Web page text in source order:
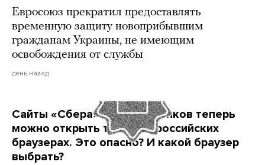
Евросоюз прекратил предоставлять
временную защиту новоприбывшим
гражданам Украины, не имеющим
освобождения от службы
день назад
Сайты «Сбера» и других банков теперь
можно открыть только в российских
браузерах. Это опасно? И какой браузер
выбрать?